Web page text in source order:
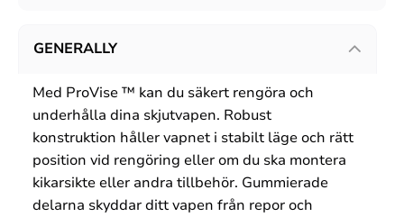
GENERALLY
Med ProVise ™ kan du säkert rengöra och
underhålla dina skjutvapen. Robust
konstruktion håller vapnet i stabilt läge och rätt
position vid rengöring eller om du ska montera
kikarsikte eller andra tillbehör. Gummierade
delarna skyddar ditt vapen från repor och